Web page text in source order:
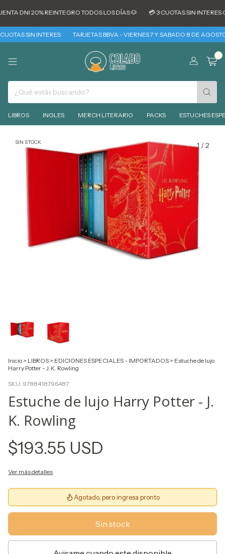
DNI 20% REINTEGRO TODOS LOS DÍAS 🐶 💳 3 CUOTAS SIN INTERES
SIN INTERES TARJETAS BBVA - VIERNES 7 Y SABADO 8 DE
LIBROS INGLES MERCH LITERARIO PACKS ESTUCHES
SIN STOCK 1 /2
Inicio > LIBROS > EDICIONES ESPECIALES - IMPORTADOS > Estuche de lujo
Harry Potter - J. K. Rowling
SKU: 9788418796487
Estuche de lujo Harry Potter - J.
K. Rowling
$193.55 USD
Ver más detalles
Agotado, pero ingresa pronto